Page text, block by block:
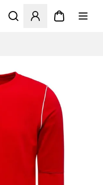
Åbner en Modal til at